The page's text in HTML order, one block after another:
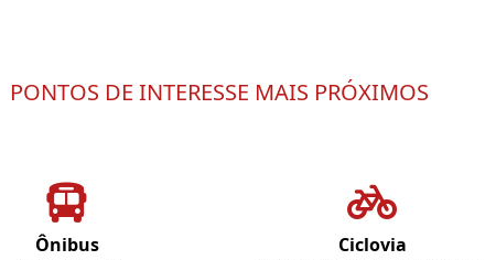
PONTOS DE INTERESSE MAIS PRÓXIMOS
Ônibus Ciclovia